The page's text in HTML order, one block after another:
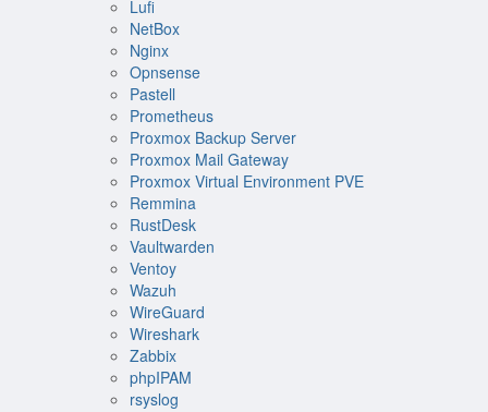
Lufi
NetBox
Nginx
Opnsense
Pastell
Prometheus
Proxmox Backup Server
Proxmox Mail Gateway
Proxmox Virtual Environment PVE
Remmina
RustDesk
Vaultwarden
Ventoy
Wazuh
WireGuard
Wireshark
Zabbix
phpIPAM
rsyslog